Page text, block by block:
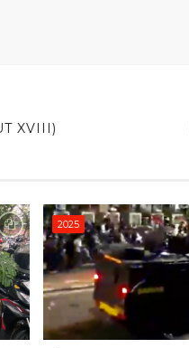
XVIII)
2025